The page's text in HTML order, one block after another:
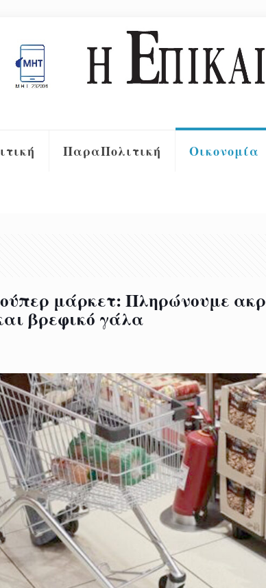
ΠαραΠολιτική Οικονομία
μάρκετ: Πληρώνουμε
βρεφικό γάλα